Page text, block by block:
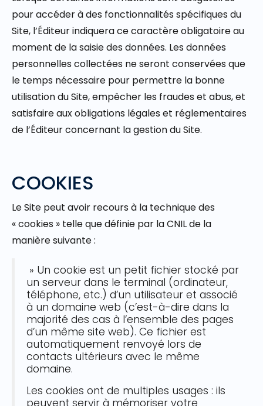
pour accéder à des fonctionnalités spécifiques du
Site, l’Éditeur indiquera ce caractère obligatoire au
moment de la saisie des données. Les données
personnelles collectées ne seront conservées que
le temps nécessaire pour permettre la bonne
utilisation du Site, empêcher les fraudes et abus, et
satisfaire aux obligations légales et réglementaires
de l’Éditeur concernant la gestion du Site.
COOKIES
Le Site peut avoir recours à la technique des
« cookies » telle que définie par la CNIL de la
manière suivante :
» Un cookie est un petit fichier stocké par
un serveur dans le terminal (ordinateur,
téléphone, etc.) d’un utilisateur et associé
à un domaine web (c’est-à-dire dans la
majorité des cas à l’ensemble des pages
d’un même site web). Ce fichier est
automatiquement renvoyé lors de
contacts ultérieurs avec le même
domaine.
Les cookies ont de multiples usages : ils